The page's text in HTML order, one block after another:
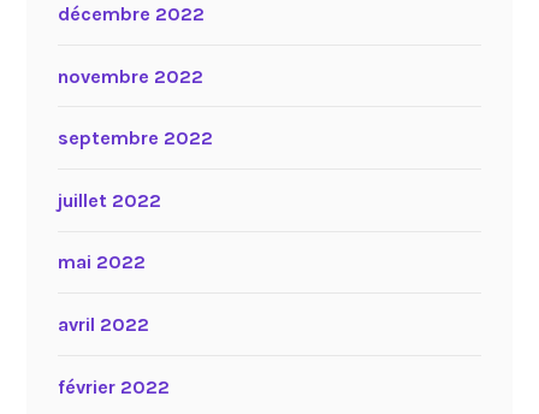
décembre 2022
novembre 2022
septembre 2022
juillet 2022
mai 2022
avril 2022
février 2022